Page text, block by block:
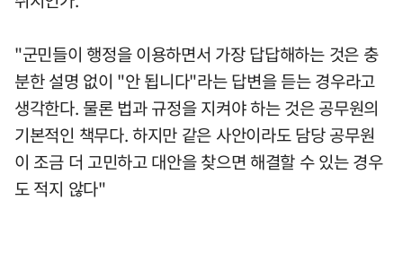
"군민들이 행정을 이용하면서 가장 답답해하는 것은 충
분한 설명 없이 "안 됩니다"라는 답변을 듣는 경우라고
생각한다. 물론 법과 규정을 지켜야 하는 것은 공무원의
기본적인 책무다. 하지만 같은 사안이라도 담당 공무원
이 조금 더 고민하고 대안을 찾으면 해결할 수 있는 경우
도 적지 않다"